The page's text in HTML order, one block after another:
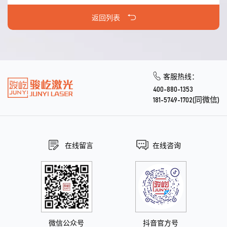
返回列表
客服热线：
400-880-1353
181-5749-1702(同微信)
在线留言 在线咨询
微信公众号 抖音官方号